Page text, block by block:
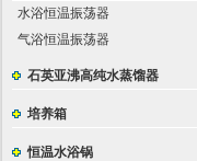
水浴恒温振荡器
气浴恒温振荡器
石英亚沸高纯水蒸馏器
培养箱
恒温水浴锅